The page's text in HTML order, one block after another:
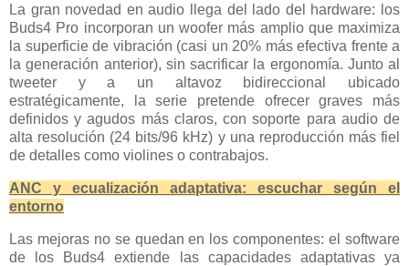
La gran novedad en audio llega del lado del hardware: los
Buds4 Pro incorporan un woofer más amplio que maximiza
la superficie de vibración (casi un 20% más efectiva frente a
la generación anterior), sin sacrificar la ergonomía. Junto al
tweeter y a un altavoz bidireccional ubicado
estratégicamente, la serie pretende ofrecer graves más
definidos y agudos más claros, con soporte para audio de
alta resolución (24 bits/96 kHz) y una reproducción más fiel
de detalles como violines o contrabajos.
ANC y ecualización adaptativa: escuchar según el
entorno
Las mejoras no se quedan en los componentes: el software
de los Buds4 extiende las capacidades adaptativas ya